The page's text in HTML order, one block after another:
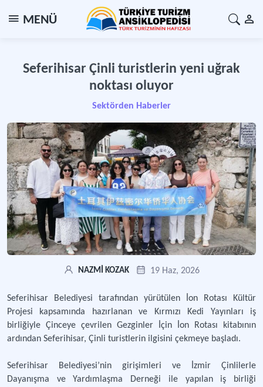
MENÜ
Seferihisar Çinli turistlerin yeni uğrak
noktası oluyor
Sektörden Haberler
NAZMİ KOZAK 19 Haz, 2026
Seferihisar Belediyesi tarafından yürütülen İon Rotası Kültür
Projesi kapsamında hazırlanan ve Kırmızı Kedi Yayınları iş
birliğiyle Çinceye çevrilen Gezginler İçin İon Rotası kitabının
ardından Seferihisar, Çinli turistlerin ilgisini çekmeye başladı.
Seferihisar Belediyesi’nin girişimleri ve İzmir Çinlilerle
Dayanışma ve Yardımlaşma Derneği ile yapılan iş birliği